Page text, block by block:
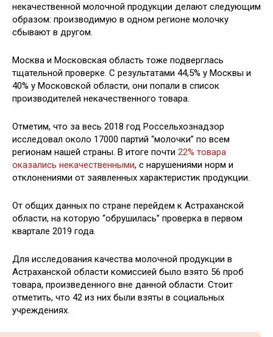
некачественной молочной продукции делают следующим
образом: производимую в одном регионе молочку
сбывают в другом.
Москва и Московская область тоже подверглась
тщательной проверке. С результатами 44,5% у Москвы и
40% у Московской области, они попали в список
производителей некачественного товара.
Отметим, что за весь 2018 год Россельхознадзор
исследовал около 17000 партий “молочки” по всем
регионам нашей страны. В итоге почти 22% товара
оказались некачественными, с нарушениями норм и
отклонениями от заявленных характеристик продукции.
От общих данных по стране перейдем к Астраханской
области, на которую “обрушилась” проверка в первом
квартале 2019 года.
Для исследования качества молочной продукции в
Астраханской области комиссией было взято 56 проб
товара, произведенного вне данной области. Стоит
отметить, что 42 из них были взяты в социальных
учреждениях.